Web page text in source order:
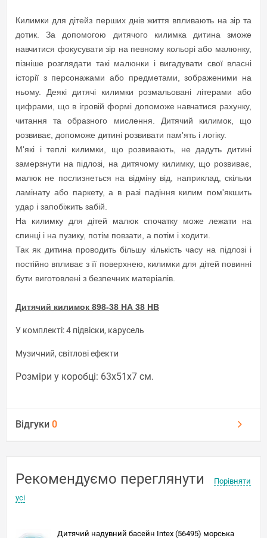
Килимки для дітейз перших днів життя впливають на зір та
дотик. За допомогою дитячого килимка дитина зможе
навчитися фокусувати зір на певному кольорі або малюнку,
пізніше розглядати такі малюнки і вигадувати свої власні
історії з персонажами або предметами, зображеними на
ньому. Деякі дитячі килимки розмальовані літерами або
цифрами, що в ігровій формі допоможе навчатися рахунку,
читання та образного мислення. Дитячий килимок, що
розвиває, допоможе дитині розвивати пам'ять і логіку.
М'які і теплі килимки, що розвивають, не дадуть дитині
замерзнути на підлозі, на дитячому килимку, що розвиває,
малюк не послизнеться на відміну від, наприклад, скільки
ламінату або паркету, а в разі падіння килим пом'якшить
удар і запобіжить забій.
На килимку для дітей малюк спочатку може лежати на
спинці і на пузику, потім повзати, а потім і ходити.
Так як дитина проводить більшу кількість часу на підлозі і
постійно впливає з її поверхнею, килимки для дітей повинні
бути виготовлені з безпечних матеріалів.
Дитячий килимок 898-38 НА 38 НВ
У комплекті: 4 підвіски, карусель
Музичний, світлові ефекти
Розміри у коробці: 63х51х7 см.
Відгуки 0
Рекомендуємо переглянути
Порівняти
усі
Дитячий надувний басейн Intex (56495) морська